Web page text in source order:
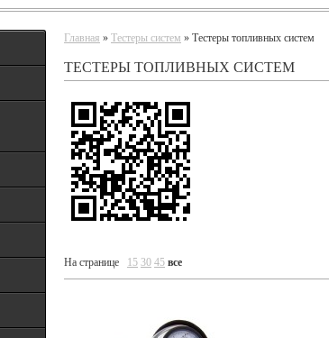
Главная » Тестеры систем » Тестеры топливных систем
ТЕСТЕРЫ ТОПЛИВНЫХ СИСТЕМ
На странице 15 30 45 все